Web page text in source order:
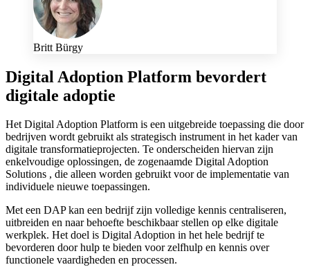
Britt Bürgy
Digital Adoption Platform bevordert
digitale adoptie
Het Digital Adoption Platform is een uitgebreide toepassing die door
bedrijven wordt gebruikt als strategisch instrument in het kader van
digitale transformatieprojecten. Te onderscheiden hiervan zijn
enkelvoudige oplossingen, de zogenaamde Digital Adoption
Solutions , die alleen worden gebruikt voor de implementatie van
individuele nieuwe toepassingen.
Met een DAP kan een bedrijf zijn volledige kennis centraliseren,
uitbreiden en naar behoefte beschikbaar stellen op elke digitale
werkplek. Het doel is Digital Adoption in het hele bedrijf te
bevorderen door hulp te bieden voor zelfhulp en kennis over
functionele vaardigheden en processen.